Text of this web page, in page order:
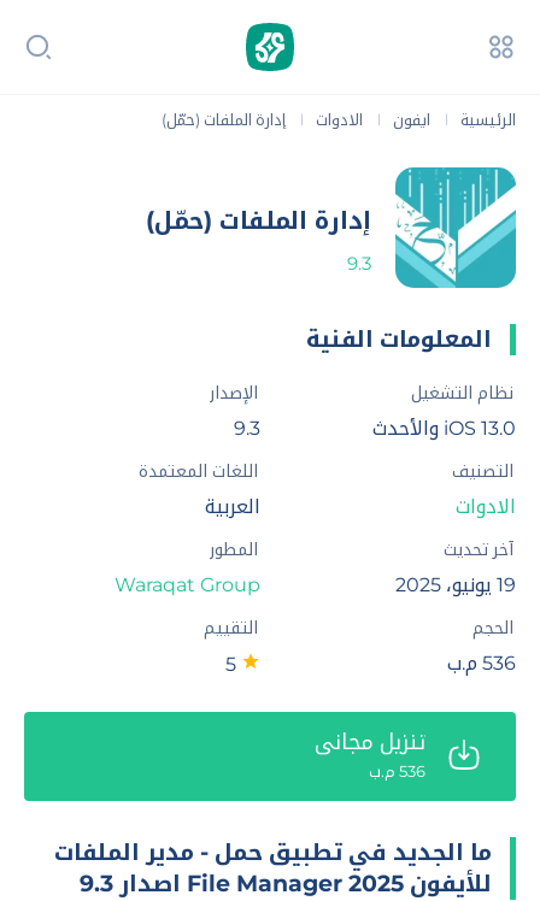
الرئيسية | ايفون | الادوات | إدارة الملفات (حمّل)
إدارة الملفات (حمّل)
9.3
المعلومات الفنية
نظام التشغيل
iOS 13.0 والأحدث
الإصدار
9.3
التصنيف
الادوات
اللغات المعتمدة
العربية
آخر تحديث
19 يونيو، 2025
المطور
Waraqat Group
الحجم
536 م.ب
التقييم
تنزيل مجاني
536 م.ب
ما الجديد في تطبيق حمل - مدير الملفات
للأيفون 2025 File Manager اصدار 9.3